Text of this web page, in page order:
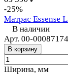
-25%
Матрас Essense
В наличии
Арт. 00-00087174
В корзину
Ширина, мм